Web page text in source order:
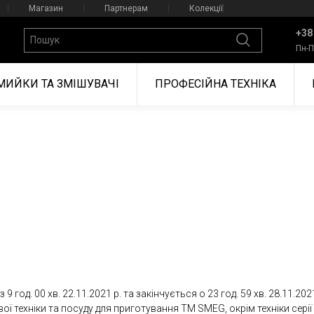
Магазин Партнерам Колекції
Пн-
ТА ЗМІШУВАЧІ ПРОФЕСІЙНА ТЕХНІКА
год. 00 хв. 22.11.2021 р. та закінчується о 23 год. 59 хв.
техніки та посуду для приготування ТМ SMEG, окрім техніки